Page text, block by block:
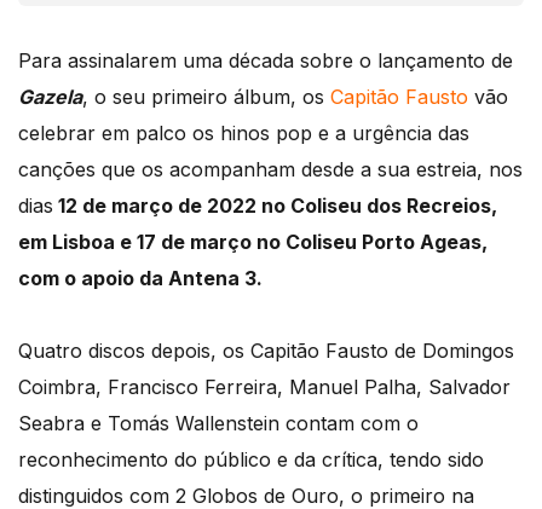
Para assinalarem uma década sobre o lançamento de
Gazela, o seu primeiro álbum, os Capitão Fausto vão
celebrar em palco os hinos pop e a urgência das
canções que os acompanham desde a sua estreia, nos
dias 12 de março de 2022 no Coliseu dos Recreios,
em Lisboa e 17 de março no Coliseu Porto Ageas,
com o apoio da Antena 3.
Quatro discos depois, os Capitão Fausto de Domingos
Coimbra, Francisco Ferreira, Manuel Palha, Salvador
Seabra e Tomás Wallenstein contam com o
reconhecimento do público e da crítica, tendo sido
distinguidos com 2 Globos de Ouro, o primeiro na